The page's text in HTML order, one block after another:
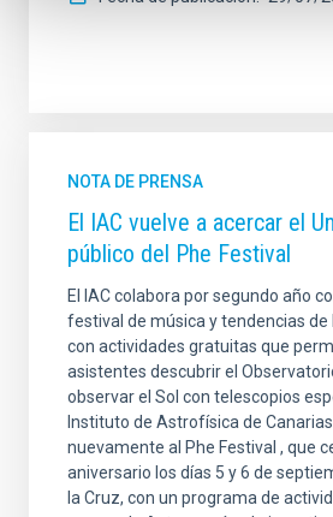
NOTA DE PRENSA
El IAC vuelve a acercar el
público del Phe Festival
El IAC colabora por segundo año
festival de música y tendencias de
con actividades gratuitas que
asistentes descubrir el
observar el Sol con telescopios
Instituto de Astrofísica de
nuevamente al Phe Festival , que
aniversario los días 5 y 6 de
la Cruz, con un programa de